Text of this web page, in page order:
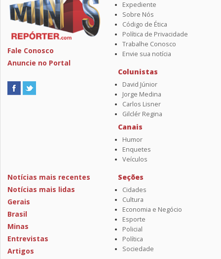
Fale Conosco
Anuncie no Portal
Expediente
Sobre Nós
Código de Ética
Política de Privacidade
Trabalhe Conosco
Envie sua notícia
Colunistas
David Júnior
Jorge Medina
Carlos Lisner
Gilclér Regina
Canais
Humor
Enquetes
Veículos
Notícias mais recentes
Notícias mais lidas
Gerais
Brasil
Minas
Entrevistas
Artigos
Seções
Cidades
Cultura
Economia e Negócio
Esporte
Policial
Política
Sociedade